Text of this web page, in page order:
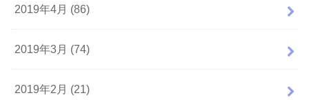
2019年4月 (86)
2019年3月 (74)
2019年2月 (21)